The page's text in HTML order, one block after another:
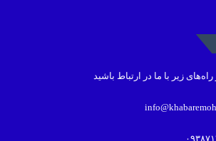
زیر با ما در ارتباط باشید